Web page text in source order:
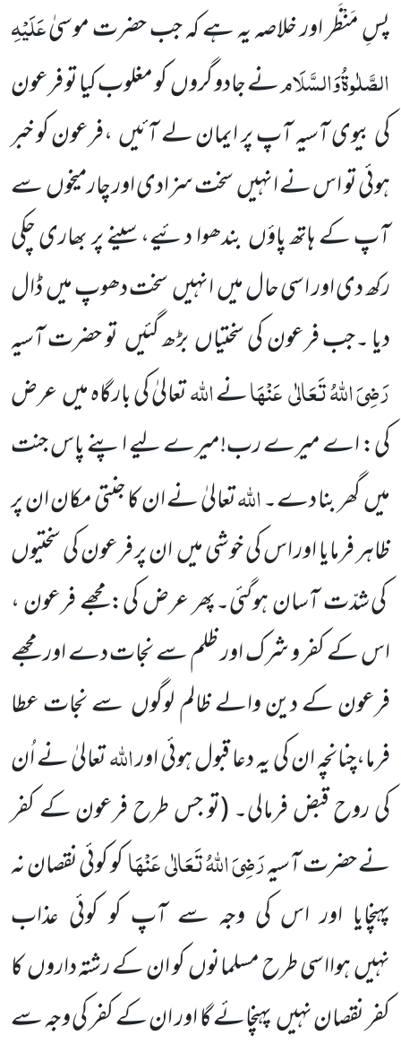
پسِ مَنْظَر اور خلاصہ یہ ہے کہ جب حضرت موسیٰعَلَیْہِ
الصَّلٰوۃُوَالسَّلَامنے جادو گروںکو مغلوب کیا تو فرعون
کی بیوی آسیہ آپ پر ایمان لے آئیں،فرعون کو خبر
ہوئیتو اس نے انہیںسخت سزادی اور چارمیخوںسے
آپ کے ہاتھ پاؤںبندھوا دئیے، سینے پر بھاری چکی
رکھ دی اور اسی حال میںانہیںسخت دھوپ میںڈال
دیا ۔جب فرعون کی سختیاںبڑھ گئیںتو حضرت آسیہ
رَضِیَ اللّٰہُ تَعَالٰیعَنْہَانےاللّٰہتعالیٰ کی بارگاہمیںعرض
کی: اے میرے رب!میرے لیے اپنے پاس جنت
میںگھر بنا دے۔اللّٰہتعالیٰ نے ان کا جنتی مکان ان پر
ظاہر فرمایا اور اس کی خوشی میںان پر فرعون کی سختیوں
کی شدّت آسان ہوگئی۔پھر عرض کی:مجھے فرعون ،
اس کے کفر و شرک اور ظلم سے نجات دے اور مجھے
فرعون کے دین والے ظالم لوگوں سے نجات عطا
فرما،چنانچہ ان کی یہ دعا قبول ہوئی اوراللّٰہتعالیٰ نے اُن
کی روحقبض فرمالی۔(تو جس طرح فرعون کے کفر
نے حضرت آسیہرَضِیَ اللّٰہُ تَعَالٰیعَنْہَاکو کوئی نقصان نہ
پہنچایا اور اس کی وجہ سے آپ کو کوئی عذاب
نہیںہوااسی طرح مسلمانوںکو ان کے رشتہ داروںکا
کفر نقصان نہیںپہنچائے گا اور ان کے کفر کی وجہ سے